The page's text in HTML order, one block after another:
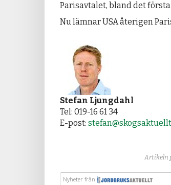
Parisavtalet, bland det
Nu lämnar USA återigen
Stefan Ljungdahl
Tel: 019-16 61 34
E-post:
Artikeln